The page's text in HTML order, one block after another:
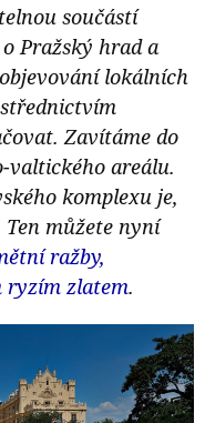
součástí
Pražský hrad a
lokálních
Zavítáme do
areálu.
komplexu je,
Ten můžete nyní
ražby,
ryzím zlatem.